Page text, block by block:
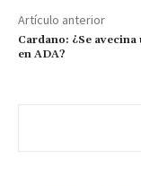
Artículo anterior
Cardano: ¿Se
en ADA?